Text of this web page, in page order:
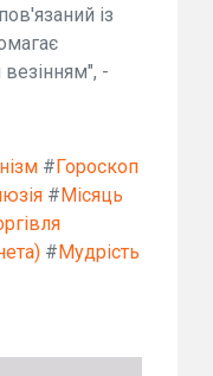
із
-
#Гороскоп
#Місяць
#Мудрість